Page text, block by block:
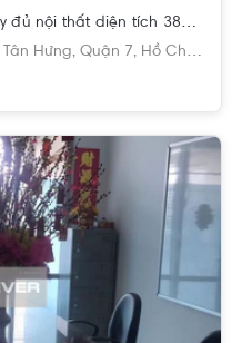
Office-tel Sunrise CityView đầy đủ nội thất diện tích 38m².
Tân Hưng, Quận 7, Hồ Chí Minh